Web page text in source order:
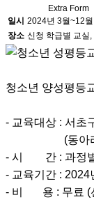
Extra Form
일시 2024년 3월~12월
장소 신청 학급별 교실,
청소년 양성평등
- 교육대상 : 서초
(동아리, 학
- 시 간 : 과정별
- 교육기간 : 2024
- 비 용 : 무료 (